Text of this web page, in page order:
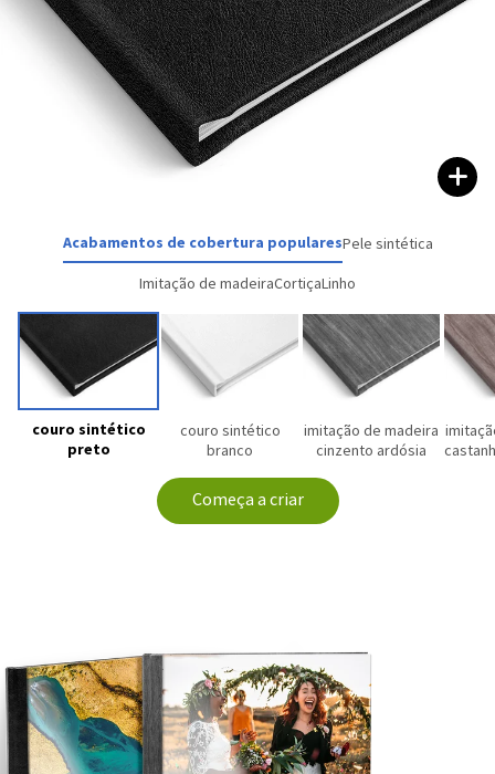
Acabamentos de cobertura popularesPele sintética
Imitação de madeiraCortiçaLinho
couro sintético
preto
couro sintético
branco
imitação de madeira
cinzento ardósia
Começa a criar